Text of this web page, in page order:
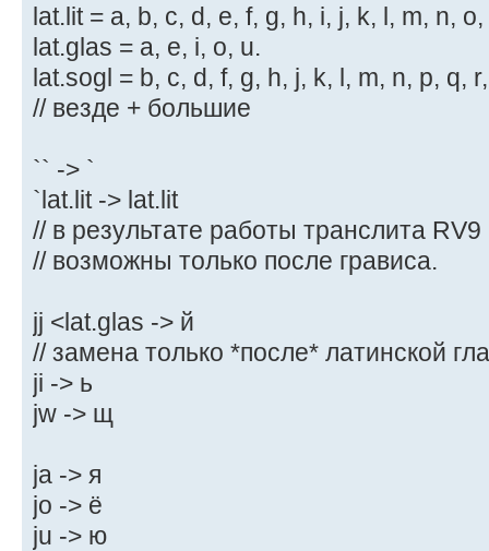
lat.lit = a, b, c, d, e, f, g, h, i, j, k, l, m, n,
lat.glas = a, e, i, o, u.
lat.sogl = b, c, d, f, g, h, j, k, l, m, n, p, q,
// везде + большие
`` -> `
`lat.lit -> lat.lit
// в результате работы транслита
// возможны только после грависа.
jj <lat.glas -> й
// замена только *после* латинской
ji -> ь
jw -> щ
ja -> я
jo -> ё
ju -> ю